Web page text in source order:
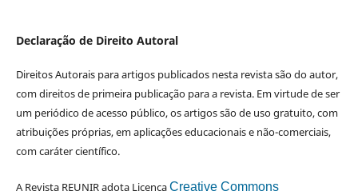
Declaração de Direito Autoral
Direitos Autorais para artigos publicados nesta revista são do autor,
com direitos de primeira publicação para a revista. Em virtude de ser
um periódico de acesso público, os artigos são de uso gratuito, com
atribuições próprias, em aplicações educacionais e não-comerciais,
com caráter científico.
A Revista REUNIR adota LicençaCreative Commons